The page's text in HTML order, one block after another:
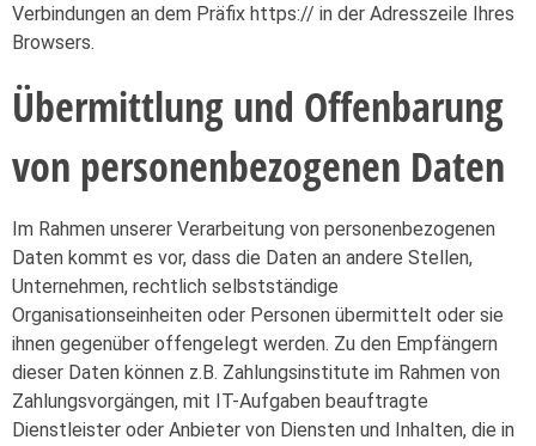
Verbindungen an dem Präfix https:// in der Adresszeile Ihres
Browsers.
Übermittlung und Offenbarung
von personenbezogenen Daten
Im Rahmen unserer Verarbeitung von personenbezogenen
Daten kommt es vor, dass die Daten an andere Stellen,
Unternehmen, rechtlich selbstständige
Organisationseinheiten oder Personen übermittelt oder sie
ihnen gegenüber offengelegt werden. Zu den Empfängern
dieser Daten können z.B. Zahlungsinstitute im Rahmen von
Zahlungsvorgängen, mit IT-Aufgaben beauftragte
Dienstleister oder Anbieter von Diensten und Inhalten, die in